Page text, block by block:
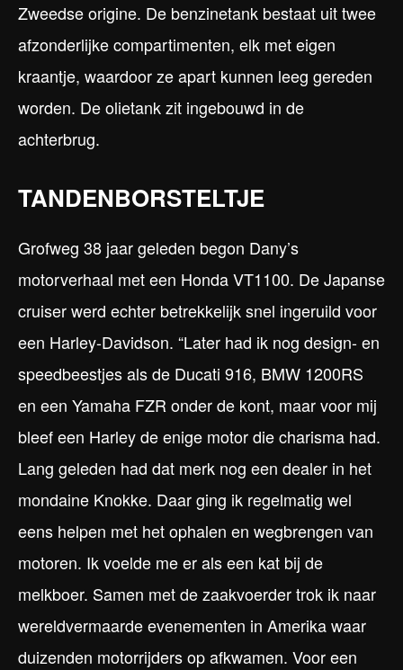
Zweedse origine. De benzinetank bestaat uit twee
afzonderlijke compartimenten, elk met eigen
kraantje, waardoor ze apart kunnen leeg gereden
worden. De olietank zit ingebouwd in de
achterbrug.
TANDENBORSTELTJE
Grofweg 38 jaar geleden begon Dany’s
motorverhaal met een Honda VT1100. De Japanse
cruiser werd echter betrekkelijk snel ingeruild voor
een Harley-Davidson. “Later had ik nog design- en
speedbeestjes als de Ducati 916, BMW 1200RS
en een Yamaha FZR onder de kont, maar voor mij
bleef een Harley de enige motor die charisma had.
Lang geleden had dat merk nog een dealer in het
mondaine Knokke. Daar ging ik regelmatig wel
eens helpen met het ophalen en wegbrengen van
motoren. Ik voelde me er als een kat bij de
melkboer. Samen met de zaakvoerder trok ik naar
wereldvermaarde evenementen in Amerika waar
duizenden motorrijders op afkwamen. Voor een